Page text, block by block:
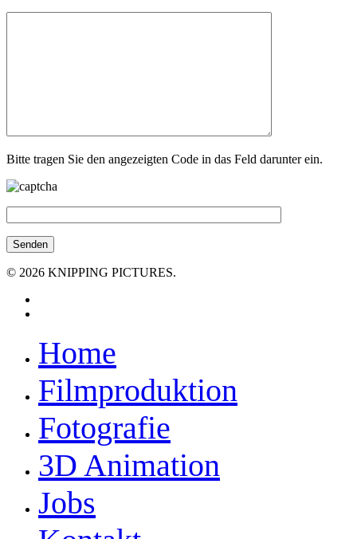
Bitte tragen Sie den angezeigten Code in das Feld darunter ein.
© 2026 KNIPPING PICTURES.
Home
Filmproduktion
Fotografie
3D Animation
Jobs